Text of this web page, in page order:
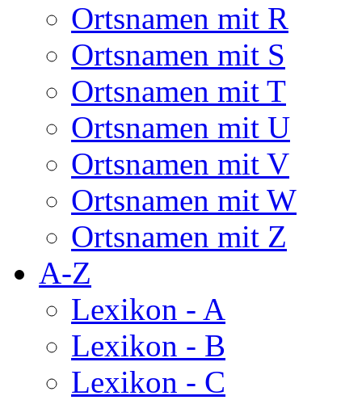
Ortsnamen mit R
Ortsnamen mit S
Ortsnamen mit T
Ortsnamen mit U
Ortsnamen mit V
Ortsnamen mit W
Ortsnamen mit Z
A-Z
Lexikon - A
Lexikon - B
Lexikon - C